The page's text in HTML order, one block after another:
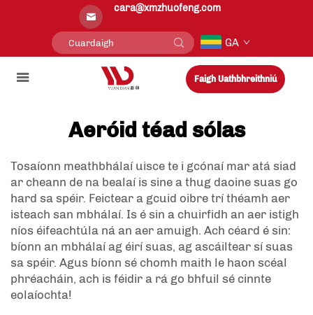
cara@xmzhuofeng.com
GA
Faigh Uathbhreithniú
Aeróid téad sólas
Tosaíonn meathbhálaí uisce te i gcónaí mar atá siad
ar cheann de na bealaí is sine a thug daoine suas go
hard sa spéir. Feictear a gcuid oibre trí théamh aer
isteach san mbhálaí. Is é sin a chuirfidh an aer istigh
níos éifeachtúla ná an aer amuigh. Ach céard é sin:
bíonn an mbhálaí ag éirí suas, ag ascáiltear sí suas
sa spéir. Agus bíonn sé chomh maith le haon scéal
phréacháin, ach is féidir a rá go bhfuil sé cinnte
eolaíochta!